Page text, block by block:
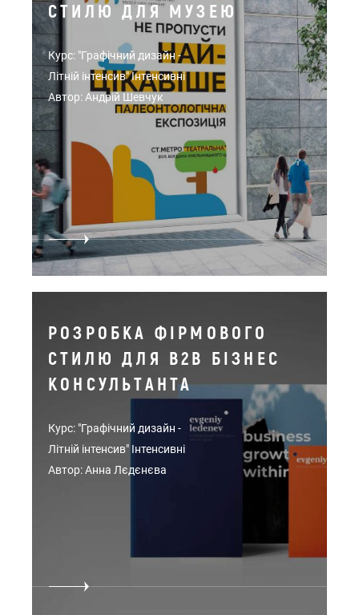
СТИЛЮ ДЛЯ МУЗЕЮ
Курс: "Графічний дизайн -
Літній інтенсив" Інтенсивні
Автор: Андрій Шевчук
РОЗРОБКА ФІРМОВОГО
СТИЛЮ ДЛЯ B2B БІЗНЕС
КОНСУЛЬТАНТА
Курс: "Графічний дизайн -
Літній інтенсив" Інтенсивні
Автор: Анна Лєдєнєва